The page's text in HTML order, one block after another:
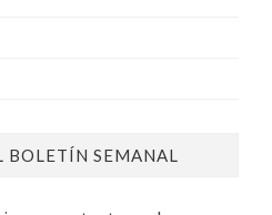
BOLETÍN SEMANAL